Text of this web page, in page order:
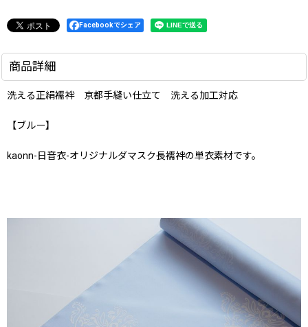
Facebookでシェア
商品詳細
洗える正絹襦袢 京都手縫い仕立て 洗える加工対応
【ブルー】
kaonn-日音衣-オリジナルダマスク長襦袢の単衣素材です。